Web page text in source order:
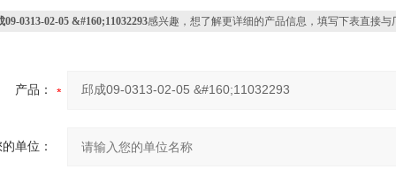
09-0313-02-05 &#160;11032293感兴趣，想了解更详细的产品信息，填写下表直接与
产品：
单位：